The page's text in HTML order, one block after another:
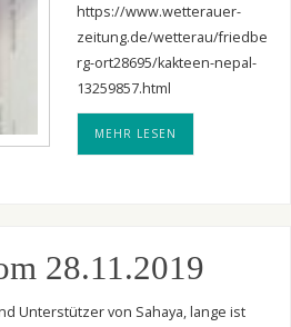
https://www.wetterauer-
zeitung.de/wetterau/friedbe
rg-ort28695/kakteen-nepal-
13259857.html
MEHR LESEN
28.11.2019
Unterstützer von Sahaya, lange ist